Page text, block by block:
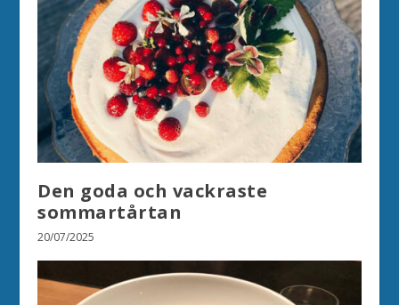
Den goda och vackraste
sommartårtan
20/07/2025